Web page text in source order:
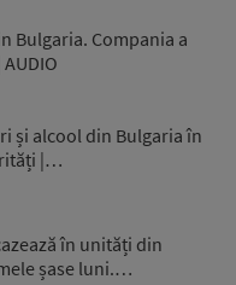
Bulgaria. Compania a
și alcool din Bulgaria în
|…
în unități din
șase luni.…